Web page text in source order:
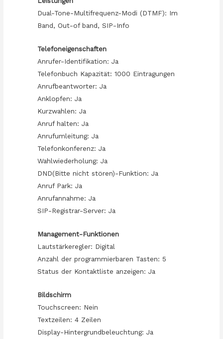
Dual-Tone-Multifrequenz-Modi (DTMF): Im
Band, Out-of band, SIP-Info
Telefoneigenschaften
Anrufer-Identifikation: Ja
Telefonbuch Kapazität: 1000 Eintragungen
Anrufbeantworter: Ja
Anklopfen: Ja
Kurzwahlen: Ja
Anruf halten: Ja
Anrufumleitung: Ja
Telefonkonferenz: Ja
Wahlwiederholung: Ja
DND(Bitte nicht stören)-Funktion: Ja
Anruf Park: Ja
Anrufannahme: Ja
SIP-Registrar-Server: Ja
Management-Funktionen
Lautstärkeregler: Digital
Anzahl der programmierbaren Tasten: 5
Status der Kontaktliste anzeigen: Ja
Bildschirm
Touchscreen: Nein
Textzeilen: 4 Zeilen
Display-Hintergrundbeleuchtung: Ja